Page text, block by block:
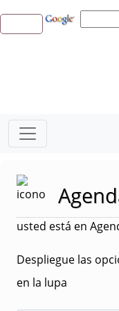
usted está en
Despliegue las
en la lupa